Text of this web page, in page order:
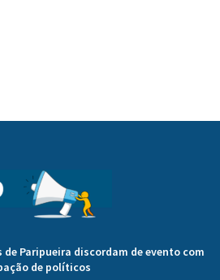
de Paripueira discordam de evento com
de políticos